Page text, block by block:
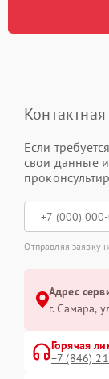
Если
свои данные
Отправляя заявку
Адрес
г. Самара,
Горячая
+7 (846)